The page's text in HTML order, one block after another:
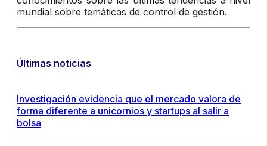
mundial sobre temáticas de control de gestión.
Últimas noticias
Investigación evidencia que el mercado valora de
forma diferente a unicornios y startups al salir a
bolsa